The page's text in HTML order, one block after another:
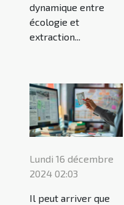
dynamique entre
écologie et
extraction...
Lundi 16 décembre
2024 02:03
Il peut arriver que